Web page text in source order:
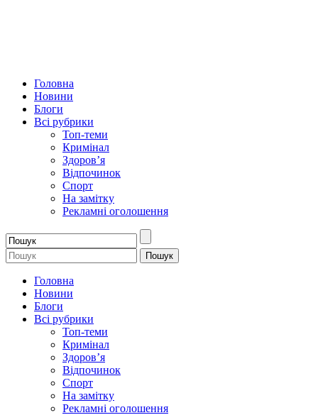
Головна
Новини
Блоги
Всі рубрики
Топ-теми
Кримінал
Здоров’я
Відпочинок
Спорт
На замітку
Рекламні оголошення
Головна
Новини
Блоги
Всі рубрики
Топ-теми
Кримінал
Здоров’я
Відпочинок
Спорт
На замітку
Рекламні оголошення